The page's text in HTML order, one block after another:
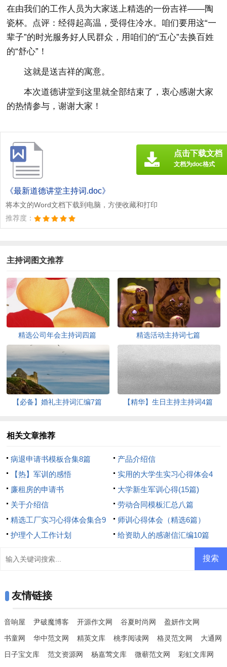
在由我们的工作人员为大家送上精选的一份吉祥——陶
瓷杯。点评：经得起高温，受得住冷水。咱们要用这“一
辈子”的时光服务好人民群众，用咱们的“五心”去换百姓
的“舒心”！
这就是送吉祥的寓意。
本次道德讲堂到这里就全部结束了，衷心感谢大家
的热情参与，谢谢大家！
《最新道德讲堂主持词.doc》
将本文的Word文档下载到电脑，方便收藏和打印
推荐度：
点击下载文档
文档为doc格式
主持词图文推荐
精选公司年会主持词四篇 精选活动主持词七篇
【必备】婚礼主持词汇编7篇 【精华】生日主持主持词4篇
相关文章推荐
病退申请书模板合集8篇
产品介绍信
【热】军训的感悟
实用的大学生实习心得体会4
篇
廉租房的申请书
大学新生军训心得(15篇)
关于介绍信
劳动合同模板汇总八篇
精选工厂实习心得体会集合9
篇
师训心得体会（精选6篇）
护理个人工作计划
给资助人的感谢信汇编10篇
友情链接
音响屋 尹破魔博客 开源作文网 谷夏时尚网
盈妍作文网
书童网
华中范文网 精英文库 桃李阅读网 格灵范文网
大通网
日子宝文库
范文资源网 杨嘉莺文库 微蕲范文网
彩虹文库网